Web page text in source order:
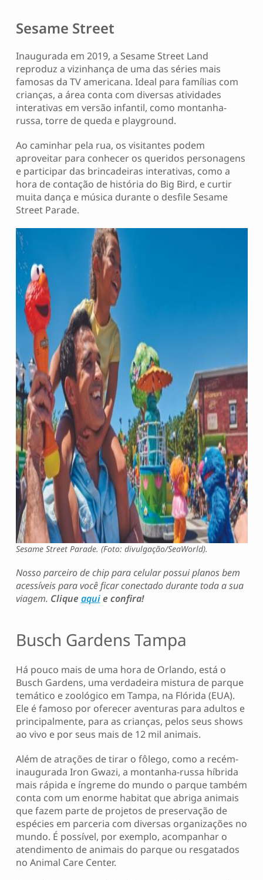
Sesame Street
Inaugurada em 2019, a Sesame Street Land
reproduz a vizinhança de uma das séries mais
famosas da TV americana. Ideal para famílias com
crianças, a área conta com diversas atividades
interativas em versão infantil, como montanha-
russa, torre de queda e playground.
Ao caminhar pela rua, os visitantes podem
aproveitar para conhecer os queridos personagens
e participar das brincadeiras interativas, como a
hora de contação de história do Big Bird, e curtir
muita dança e música durante o desfile Sesame
Street Parade.
Sesame Street Parade. (Foto: divulgação/SeaWorld).
Nosso parceiro de chip para celular possui planos bem
acessíveis para você ficar conectado durante toda a sua
viagem. Clique aquie confira!
Busch Gardens Tampa
Há pouco mais de uma hora de Orlando, está o
Busch Gardens, uma verdadeira mistura de parque
temático e zoológico em Tampa, na Flórida (EUA).
Ele é famoso por oferecer aventuras para adultos e
principalmente, para as crianças, pelos seus shows
ao vivo e por seus mais de 12 mil animais.
Além de atrações de tirar o fôlego, como a recém-
inaugurada Iron Gwazi, a montanha-russa híbrida
mais rápida e íngreme do mundo o parque também
conta com um enorme habitat que abriga animais
que fazem parte de projetos de preservação de
espécies em parceria com diversas organizações no
mundo. É possível, por exemplo, acompanhar o
atendimento de animais do parque ou resgatados
no Animal Care Center.